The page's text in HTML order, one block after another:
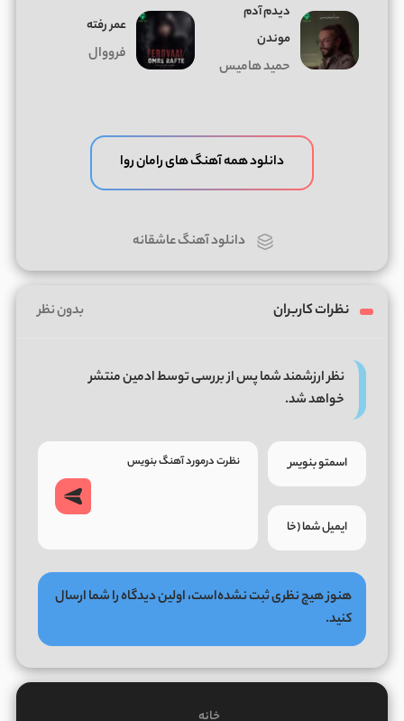
دیدم آدم
موندن
حمید هامیس
عمر رفته
فرووال
دانلود همه آهنگ های رامان روا
دانلود آهنگ عاشقانه
نظرات کاربران بدون نظر
نظر ارزشمند شما پس از بررسی توسط ادمین منتشر
خواهد شد.
هنوز هیچ نظری ثبت نشده‌است، اولین دیدگاه را شما ارسال
کنید.